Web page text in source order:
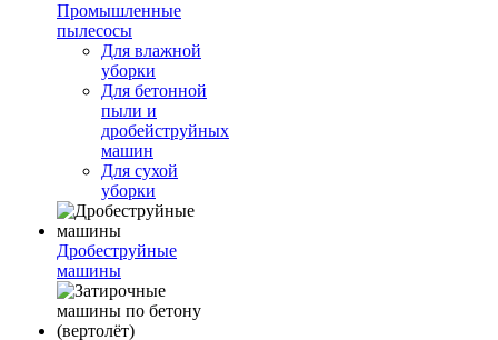
Промышленные
пылесосы
Для влажной
уборки
Для бетонной
пыли и
дробейструйных
машин
Для сухой
уборки
Дробеструйные
машины